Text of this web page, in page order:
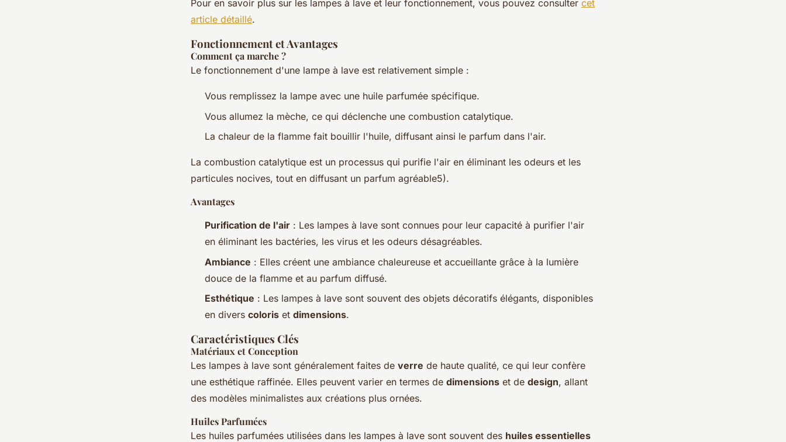
Pour en savoir plus sur les lampes à lave et leur fonctionnement, vous pouvez consulter cet
article détaillé.
Fonctionnement et Avantages
Comment ça marche ?
Le fonctionnement d'une lampe à lave est relativement simple :
Vous remplissez la lampe avec une huile parfumée spécifique.
Vous allumez la mèche, ce qui déclenche une combustion catalytique.
La chaleur de la flamme fait bouillir l'huile, diffusant ainsi le parfum dans l'air.
La combustion catalytique est un processus qui purifie l'air en éliminant les odeurs et les
particules nocives, tout en diffusant un parfum agréable5).
Avantages
Purification de l'air : Les lampes à lave sont connues pour leur capacité à purifier l'air
en éliminant les bactéries, les virus et les odeurs désagréables.
Ambiance : Elles créent une ambiance chaleureuse et accueillante grâce à la lumière
douce de la flamme et au parfum diffusé.
Esthétique : Les lampes à lave sont souvent des objets décoratifs élégants, disponibles
en divers coloris et dimensions.
Caractéristiques Clés
Matériaux et Conception
Les lampes à lave sont généralement faites de verre de haute qualité, ce qui leur confère
une esthétique raffinée. Elles peuvent varier en termes de dimensions et de design, allant
des modèles minimalistes aux créations plus ornées.
Huiles Parfumées
Les huiles parfumées utilisées dans les lampes à lave sont souvent des huiles essentielles